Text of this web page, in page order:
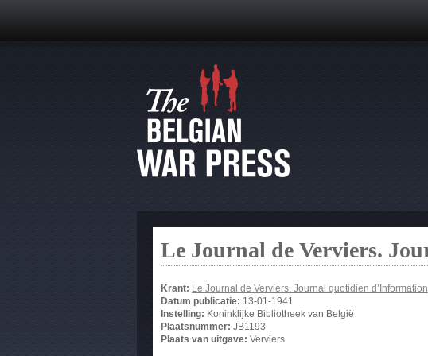
Le Journal de Verviers.
Krant: Le Journal de Verviers. Journal quotidien d’Information
Datum publicatie: 13-01-1941
Instelling: Koninklijke Bibliotheek van België
Plaatsnummer: JB1193
Plaats van uitgave: Verviers